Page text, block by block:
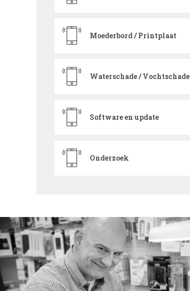
Moederbord / Printplaat
Waterschade / Vochtschade
Software en update
Onderzoek